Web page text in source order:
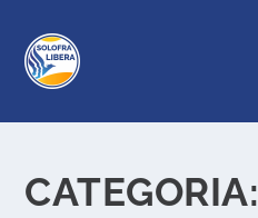
CATEGORIA: